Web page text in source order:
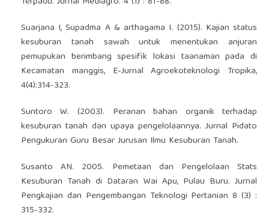
Suarjana I, Supadma A & arthagama I. (2015). Kajian status
kesuburan tanah sawah untuk menentukan anjuran
pemupukan berimbang spesifik lokasi taanaman pada di
Kecamatan manggis, E-Jurnal Agroekoteknologi Tropika,
4(4):314-323.
Suntoro W. (2003). Peranan bahan organik terhadap
kesuburan tanah dan upaya pengelolaannya. Jurnal Pidato
Pengukuran Guru Besar Jurusan Ilmu Kesuburan Tanah.
Susanto AN. 2005. Pemetaan dan Pengelolaan Stats
Kesuburan Tanah di Dataran Wai Apu, Pulau Buru. Jurnal
Pengkajian dan Pengembangan Teknologi Pertanian 8 (3) :
315-332.